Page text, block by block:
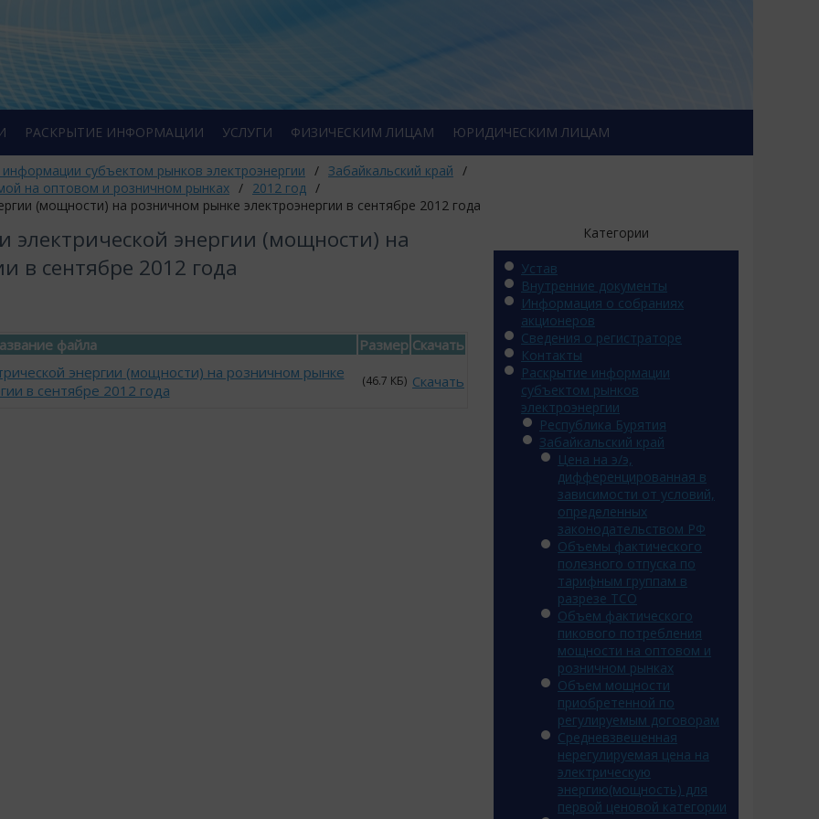
РАСКРЫТИЕ ИНФОРМАЦИИ УСЛУГИ ФИЗИЧЕСКИМ ЛИЦАМ ЮРИДИЧЕСКИМ ЛИЦАМ
информации субъектом рынков электроэнергии / Забайкальский край /
на оптовом и розничном рынках / 2012 год /
(мощности) на розничном рынке электроэнергии в сентябре 2012 года
энергии (мощности) на
в сентябре 2012 года
файла Размер Скачать
энергии (мощности) на розничном рынке
в сентябре 2012 года
(46.7 КБ) Скачать
Категории
Устав
Внутренние документы
Информация о собраниях
акционеров
Сведения о регистраторе
Контакты
Раскрытие информации
субъектом рынков
электроэнергии
Республика Бурятия
Забайкальский край
Цена на э/э,
дифференцированная в
зависимости от условий,
определенных
законодательством РФ
Объемы фактического
полезного отпуска по
тарифным группам в
разрезе ТСО
Объем фактического
пикового потребления
мощности на оптовом и
розничном рынках
Объем мощности
приобретенной по
регулируемым договорам
Средневзвешенная
нерегулируемая цена на
электрическую
энергию(мощность) для
первой ценовой категории